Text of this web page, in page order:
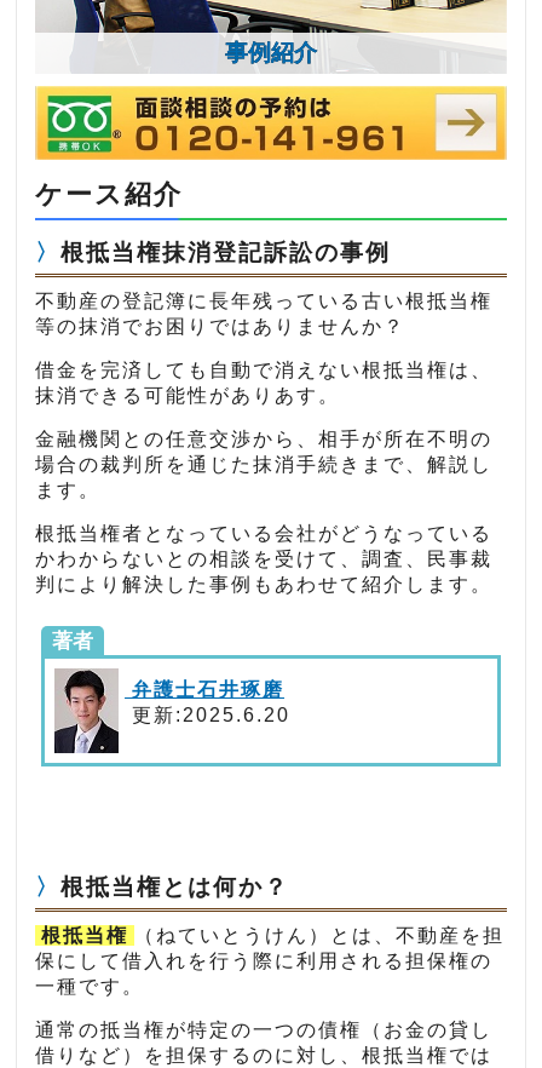
事例紹介
ケース紹介
根抵当権抹消登記訴訟の事例
不動産の登記簿に長年残っている古い根抵当権
等の抹消でお困りではありませんか？
借金を完済しても自動で消えない根抵当権は、
抹消できる可能性がありあす。
金融機関との任意交渉から、相手が所在不明の
場合の裁判所を通じた抹消手続きまで、解説し
ます。
根抵当権者となっている会社がどうなっている
かわからないとの相談を受けて、調査、民事裁
判により解決した事例もあわせて紹介します。
著者
弁護士石井琢磨
更新:2025.6.20
根抵当権とは何か？
根抵当権
（ねていとうけん）とは、不動産を担
保にして借入れを行う際に利用される担保権の
一種です。
通常の抵当権が特定の一つの債権（お金の貸し
借りなど）を担保するのに対し、根抵当権では